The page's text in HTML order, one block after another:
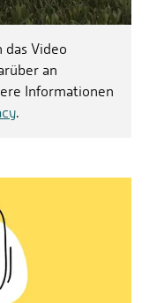
das Video
an
Informationen
.